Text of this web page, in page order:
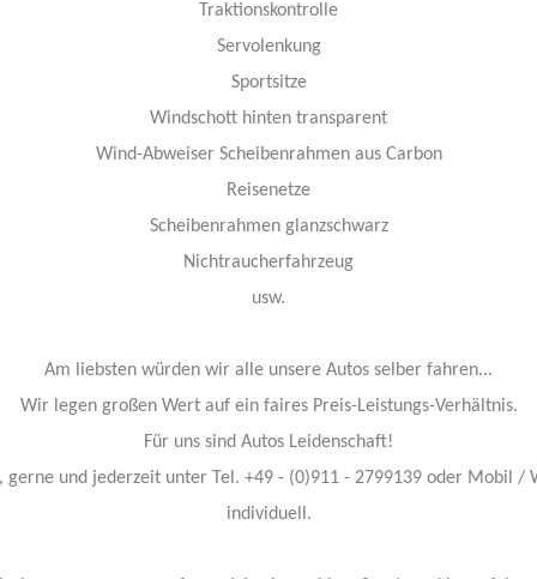
Traktionskontrolle
Servolenkung
Sportsitze
Windschott hinten transparent
Wind-Abweiser Scheibenrahmen aus Carbon
Reisenetze
Scheibenrahmen glanzschwarz
Nichtraucherfahrzeug
usw.
Am liebsten würden wir alle unsere Autos selber fahren...
Wir legen großen Wert auf ein faires Preis-Leistungs-Verhältnis.
Für uns sind Autos Leidenschaft!
gerne und jederzeit unter Tel. +49 - (0)911 - 2799139 oder Mobil /
individuell.